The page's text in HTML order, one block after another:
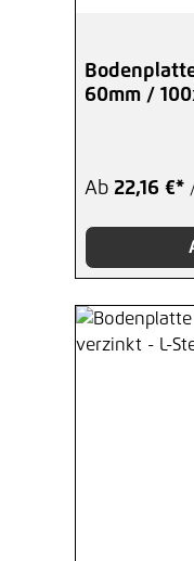
60mm /
Ab 22,16 €*